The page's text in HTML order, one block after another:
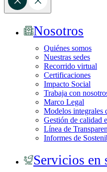
Nosotros
Quiénes somos
Nuestras sedes
Recorrido virtual
Certificaciones
Impacto Social
Trabaja con
Marco Legal
Modelos integrales
Gestión de calidad
Línea de
Informes de
Servicios en